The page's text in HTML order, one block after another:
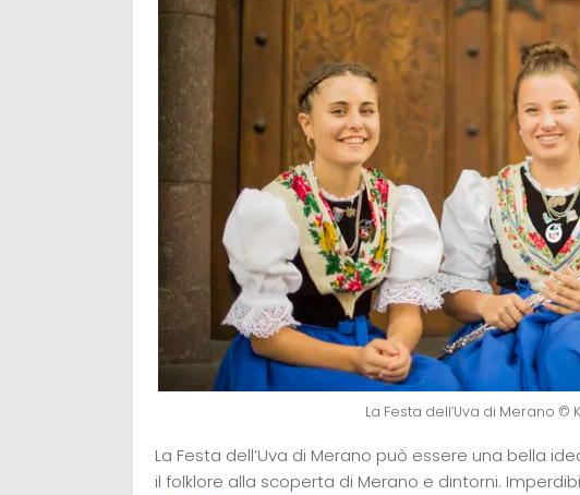
La Festa dell’Uva di Merano ©
La Festa dell’Uva di Merano può essere una bella
il folklore alla scoperta di Merano e dintorni.